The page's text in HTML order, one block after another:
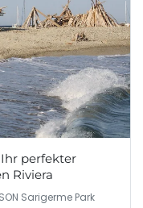
perfekter
Riviera
Sarigerme Park